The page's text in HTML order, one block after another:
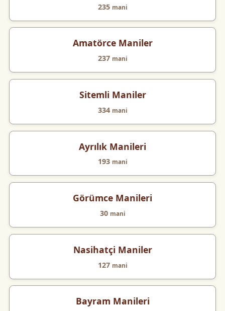
235 mani
Amatörce Maniler
237 mani
Sitemli Maniler
334 mani
Ayrılık Manileri
193 mani
Görümce Manileri
30 mani
Nasihatçi Maniler
127 mani
Bayram Manileri